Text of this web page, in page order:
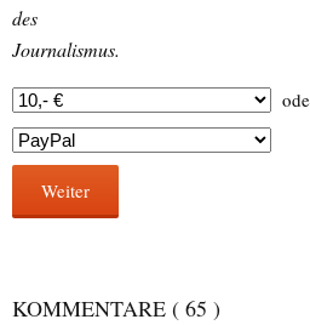
des
Journalismus.
Weiter
KOMMENTARE ( 65 )